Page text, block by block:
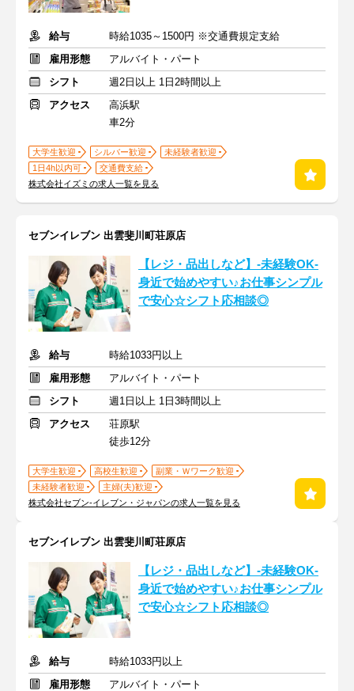
給与
時給1035～1500円 ※交通費規定支給
雇用形態
アルバイト・パート
シフト
週2日以上 1日2時間以上
アクセス
高浜駅
車2分
大学生歓迎 シルバー歓迎
未経験者歓迎
1日4h以内可
交通費支給
株式会社イズミの求人一覧を見る
セブンイレブン 出雲斐川町荘原店
【レジ・品出しなど】-未経験OK-
身近で始めやすい♪お仕事シンプル
で安心☆シフト応相談◎
給与
時給1033円以上
雇用形態
アルバイト・パート
シフト
週1日以上 1日3時間以上
アクセス
荘原駅
徒歩12分
大学生歓迎 高校生歓迎
副業・Ｗワーク歓迎
未経験者歓迎
主婦(夫)歓迎
株式会社セブン-イレブン・ジャパンの求人一覧を見る
セブンイレブン 出雲斐川町荘原店
【レジ・品出しなど】-未経験OK-
身近で始めやすい♪お仕事シンプル
で安心☆シフト応相談◎
給与
時給1033円以上
雇用形態
アルバイト・パート